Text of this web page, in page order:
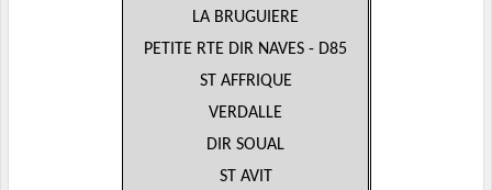
LA BRUGUIERE
PETITE RTE DIR NAVES - D85
ST AFFRIQUE
VERDALLE
DIR SOUAL
ST AVIT